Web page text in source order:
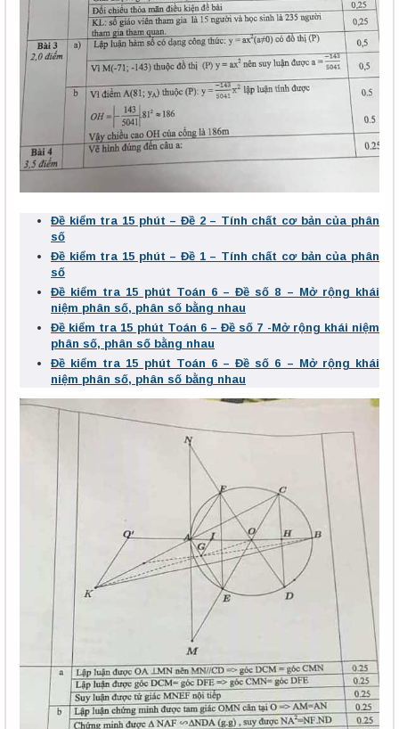
Đề kiểm tra 15 phút – Đề 2 – Tính chất cơ bản của phân
số
Đề kiểm tra 15 phút – Đề 1 – Tính chất cơ bản của phân
số
Đề kiểm tra 15 phút Toán 6 – Đề số 8 – Mở rộng khái
niệm phân số, phân số bằng nhau
Đề kiểm tra 15 phút Toán 6 – Đề số 7 -Mở rộng khái niệm
phân số, phân số bằng nhau
Đề kiểm tra 15 phút Toán 6 – Đề số 6 – Mở rộng khái
niệm phân số, phân số bằng nhau